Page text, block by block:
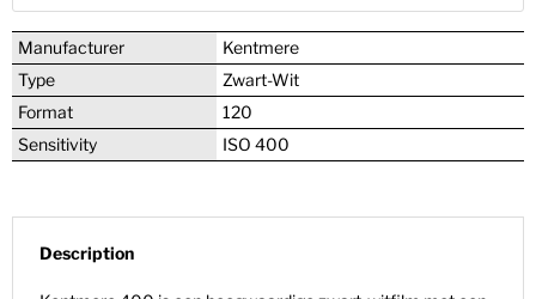
Manufacturer
Kentmere
Type
Zwart-Wit
Format
120
Sensitivity
ISO 400
Description